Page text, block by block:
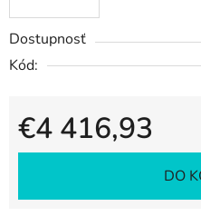
Dostupnosť
Kód:
€4 416,93
Jednotková cena:
DO